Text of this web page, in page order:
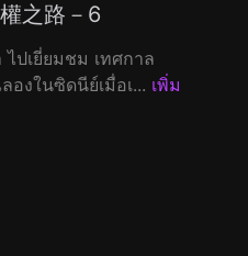
之路－6
ไปเยี่ยมชม เทศกาล
งในซิดนีย์เมื่อเ... เพิ่ม